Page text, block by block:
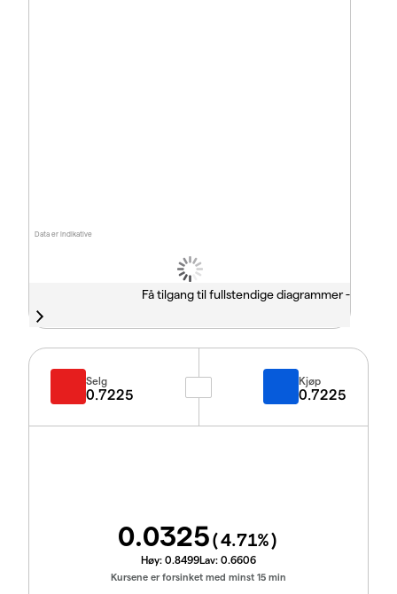
Data er indikative
Få tilgang til fullstendige diagrammer -
Selg
0.7225
Kjøp
0.7225
0.0325(4.71%)
Høy: 0.8499Lav: 0.6606
Kursene er forsinket med minst 15 min